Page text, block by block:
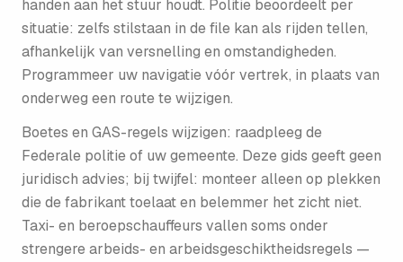
handen aan het stuur houdt. Politie beoordeelt per
situatie: zelfs stilstaan in de file kan als rijden tellen,
afhankelijk van versnelling en omstandigheden.
Programmeer uw navigatie vóór vertrek, in plaats van
onderweg een route te wijzigen.
Boetes en GAS-regels wijzigen: raadpleeg de
Federale politie of uw gemeente. Deze gids geeft geen
juridisch advies; bij twijfel: monteer alleen op plekken
die de fabrikant toelaat en belemmer het zicht niet.
Taxi- en beroepschauffeurs vallen soms onder
strengere arbeids- en arbeidsgeschiktheidsregels —